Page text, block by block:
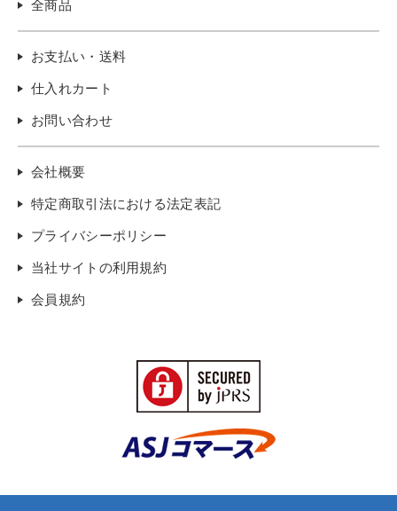
全商品
お支払い・送料
仕入れカート
お問い合わせ
会社概要
特定商取引法における法定表記
プライバシーポリシー
当社サイトの利用規約
会員規約